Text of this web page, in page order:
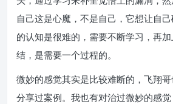
自己这是心魔，不是自己，它想让自
的认知是很难的，需要不断学习，再
结，是需要一个过程的。
微妙的感觉其实是比较难断的，飞翔
分享过案例。我也有对治过微妙的感